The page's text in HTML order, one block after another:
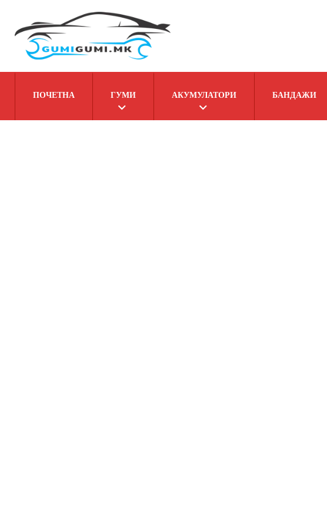
ПОЧЕТНА ГУМИ АКУМУЛАТОРИ БАНДАЖИ